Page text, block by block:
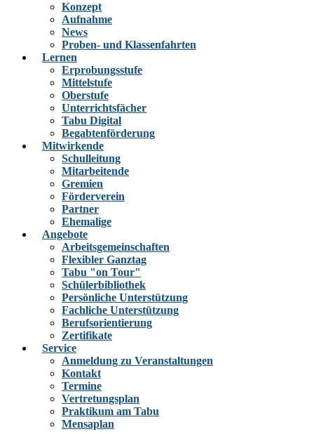
Konzept
Aufnahme
News
Proben- und Klassenfahrten
Lernen
Erprobungsstufe
Mittelstufe
Oberstufe
Unterrichtsfächer
Tabu Digital
Begabtenförderung
Mitwirkende
Schulleitung
Mitarbeitende
Gremien
Förderverein
Partner
Ehemalige
Angebote
Arbeitsgemeinschaften
Flexibler Ganztag
Tabu "on Tour"
Schülerbibliothek
Persönliche Unterstützung
Fachliche Unterstützung
Berufsorientierung
Zertifikate
Service
Anmeldung zu Veranstaltungen
Kontakt
Termine
Vertretungsplan
Praktikum am Tabu
Mensaplan